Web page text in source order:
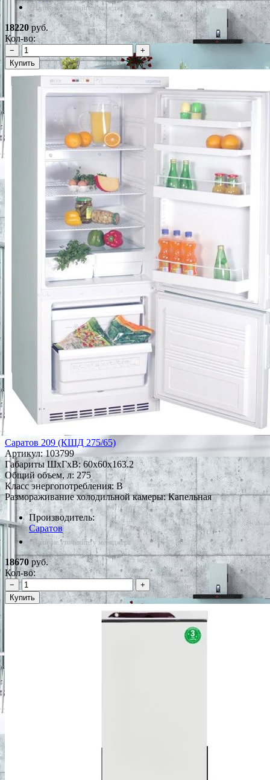
*Наличие уточняйте у менеджера
18220руб.
Кол-во:
−
+
Купить
Саратов 209 (КШД 275/65)
Артикул:103799
Габариты ШxГxВ: 60x60x163.2
Общий объем, л: 275
Класс энергопотребления: B
Размораживание холодильной камеры: Капельная
Производитель:
Саратов
*Наличие уточняйте у менеджера
18670руб.
Кол-во:
−
+
Купить